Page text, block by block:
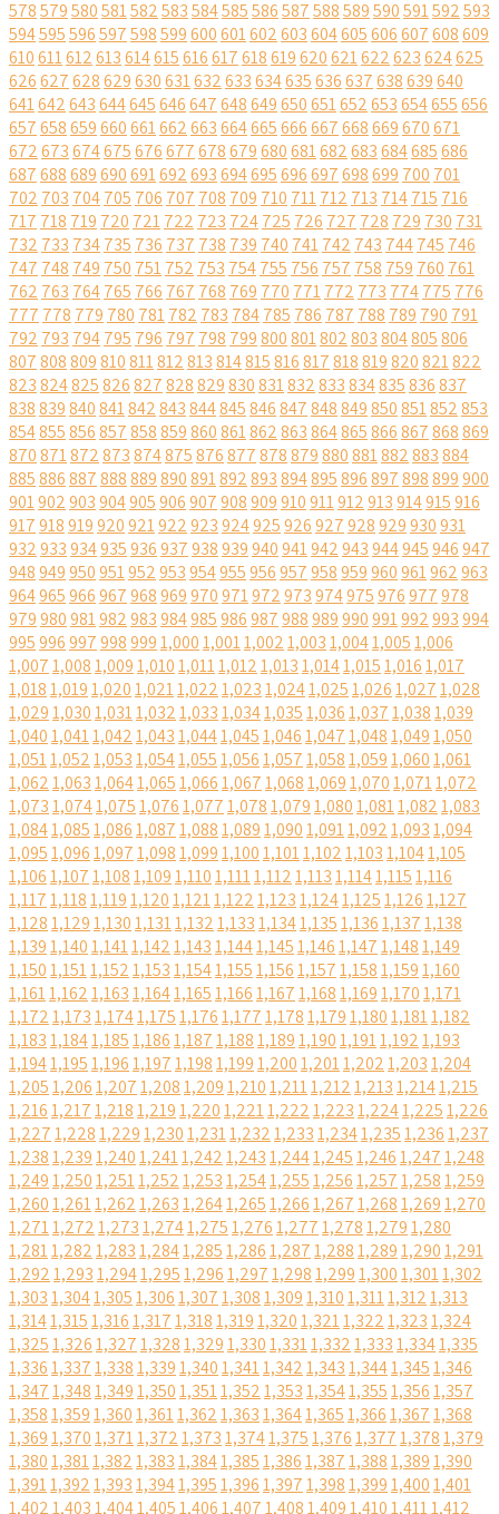
578579580581582583584585586587588589590591592593
594595596597598599600601602603604605606607608609
610611612613614615616617618619620621622623624625
626627628629630631632633634635636637638639640
641642643644645646647648649650651652653654655656
657658659660661662663664665666667668669670671
672673674675676677678679680681682683684685686
687688689690691692693694695696697698699 700 701
702 703 704705 706 707 708 709 710 711712 713 714715 716
717 718 719 720 721722 723 724725 726 727 728 729 730 731
732 733 734735 736 737 738 739 740 741742 743 744745 746
747 748 749 750 751752 753 754755 756 757 758 759 760 761
762 763 764765 766 767 768 769 770 771772 773 774775 776
777 778 779 780 781782 783 784785 786 787 788 789 790 791
792 793 794795 796 797 798 799800801802803804805806
807808809810811812813814815816817818819820821822
823824825826827828829830831832833834835836837
838839840841842843844845846847848849850851852853
854855856857858859860861862863864865866867868869
870871872873874875876877878879880881882883884
885886887888889890891892893894895896897898899900
901902903904905906907908909910911912913914915916
917918919920921922923924925926927928929930931
932933934935936937938939940941942943944945946947
948949950951952953954955956957958959960961962963
964965966967968969970971972973974975976977978
979980981982983984985986987988989990991992993994
9959969979989991,0001,0011,0021,0031,0041,0051,006
1,0071,0081,0091,0101,0111,0121,0131,0141,0151,0161,017
1,0181,0191,0201,0211,0221,0231,0241,0251,0261,0271,028
1,0291,0301,0311,0321,0331,0341,0351,0361,0371,0381,039
1,0401,0411,0421,0431,0441,0451,0461,0471,0481,0491,050
1,0511,0521,0531,0541,0551,0561,0571,0581,0591,0601,061
1,0621,0631,0641,0651,0661,0671,0681,0691,0701,0711,072
1,0731,0741,0751,0761,0771,0781,0791,0801,0811,0821,083
1,0841,0851,0861,0871,0881,0891,0901,0911,0921,0931,094
1,0951,0961,0971,0981,0991,1001,1011,1021,1031,1041,105
1,1061,1071,1081,1091,1101,1111,1121,1131,1141,1151,116
1,1171,1181,1191,1201,1211,1221,1231,1241,1251,1261,127
1,1281,1291,1301,1311,1321,1331,1341,1351,1361,1371,138
1,1391,1401,1411,1421,1431,1441,1451,1461,1471,1481,149
1,1501,1511,1521,1531,1541,1551,1561,1571,1581,1591,160
1,1611,1621,1631,1641,1651,1661,1671,1681,1691,1701,171
1,1721,1731,1741,1751,1761,1771,1781,1791,1801,1811,182
1,1831,1841,1851,1861,1871,1881,1891,1901,1911,1921,193
1,1941,1951,1961,1971,1981,1991,2001,2011,2021,2031,204
1,2051,2061,2071,2081,2091,2101,2111,2121,2131,2141,215
1,2161,2171,2181,2191,2201,2211,2221,2231,2241,2251,226
1,2271,2281,2291,2301,2311,2321,2331,2341,2351,2361,237
1,2381,2391,2401,2411,2421,2431,2441,2451,2461,2471,248
1,2491,2501,2511,2521,2531,2541,2551,2561,2571,2581,259
1,2601,2611,2621,2631,2641,2651,2661,2671,2681,2691,270
1,2711,2721,2731,2741,2751,2761,2771,2781,2791,280
1,2811,2821,2831,2841,2851,2861,2871,2881,2891,2901,291
1,2921,2931,2941,2951,2961,2971,2981,2991,3001,3011,302
1,3031,3041,3051,3061,3071,3081,3091,3101,3111,3121,313
1,3141,3151,3161,3171,3181,3191,3201,3211,3221,3231,324
1,3251,3261,3271,3281,3291,3301,3311,3321,3331,3341,335
1,3361,3371,3381,3391,3401,3411,3421,3431,3441,3451,346
1,3471,3481,3491,3501,3511,3521,3531,3541,3551,3561,357
1,3581,3591,3601,3611,3621,3631,3641,3651,3661,3671,368
1,3691,3701,3711,3721,3731,3741,3751,3761,3771,3781,379
1,3801,3811,3821,3831,3841,3851,3861,3871,3881,3891,390
1,3911,3921,3931,3941,3951,3961,3971,3981,3991,4001,401
1,4021,4031,4041,4051,4061,4071,4081,4091,4101,4111,412